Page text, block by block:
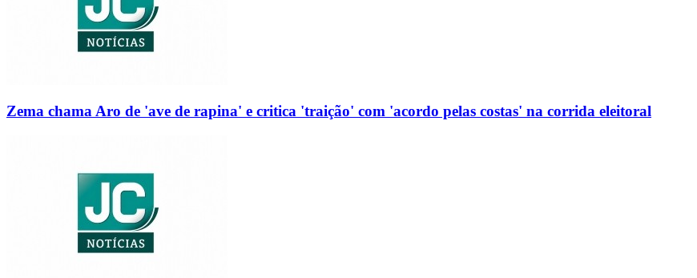
Zema chama Aro de 'ave de rapina' e critica 'traição' com 'acordo pelas costas' na corrida eleitoral